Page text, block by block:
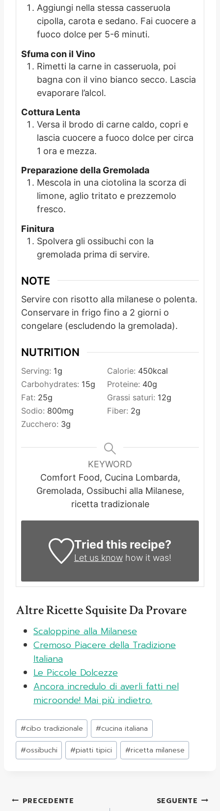
Aggiungi nella stessa casseruola
cipolla, carota e sedano. Fai cuocere a
fuoco dolce per 5-6 minuti.
Sfuma con il Vino
Rimetti la carne in casseruola, poi
bagna con il vino bianco secco. Lascia
evaporare l’alcol.
Cottura Lenta
Versa il brodo di carne caldo, copri e
lascia cuocere a fuoco dolce per circa
1 ora e mezza.
Preparazione della Gremolada
Mescola in una ciotolina la scorza di
limone, aglio tritato e prezzemolo
fresco.
Finitura
Spolvera gli ossibuchi con la
gremolada prima di servire.
NOTE
Servire con risotto alla milanese o polenta.
Conservare in frigo fino a 2 giorni o
congelare (escludendo la gremolada).
NUTRITION
Serving: 1g Calorie: 450kcal
Carbohydrates: 15g Proteine: 40g
Fat: 25g Grassi saturi: 12g
Sodio: 800mg Fiber: 2g
Zucchero: 3g
KEYWORD
Comfort Food, Cucina Lombarda,
Gremolada, Ossibuchi alla Milanese,
ricetta tradizionale
Tried this recipe?
Let us knowhow it was!
Altre Ricette Squisite Da Provare
Scaloppine alla Milanese
Cremoso Piacere della Tradizione
Italiana
Le Piccole Dolcezze
Ancora incredulo di averli fatti nel
microonde! Mai più indietro.
Tag
articolo:
#cibo tradizionale #cucina italiana
#ossibuchi #piatti tipici #ricetta milanese
Navigazione
PRECEDENTE SEGUENTE